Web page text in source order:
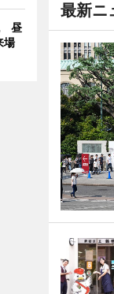
最新ニ
昼
場